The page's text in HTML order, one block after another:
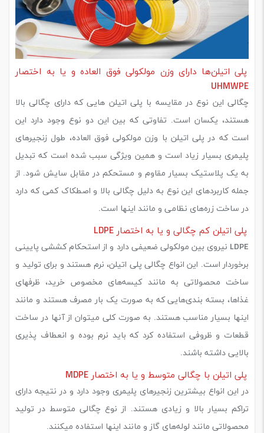
پلی اتیلن‌ها دارای وزن مولکولی فوق العاده‌ و یا به اختصار
UHMWPE
چگالی این نوع در مقایسه با پلی اتیلن هایی که دارای چگالی بالا
هستند، یکسان است. تفاوتی که بین این دو نوع وجود دارد این
است که در پلی اتیلن با وزن مولکولی فوق العاده، طول زنجیرهای
پلیمری بسیار زیاد است و همین ویژگی سبب شده است که تبدیل
به یک پلاستیک بسیار مقاوم و مستحکم در مقابل سایش شود. از
جمله کاربردهای این نوع به دلیل چگالی بالا و اصطکاک کمی که دارد
در ساخت زره‌های نظامی و مانند اینها است.
پلی اتیلن کم چگالی و یا به اختصار LDPE
LDPE نیروی بین مولکولی ضعیفی دارد و از استحکام کششی پایینی
برخوردار است. این انواع چگالی پلی اتیلن، نرم هستند و برای تولید و
ساخت محصولاتی به مانند کیسه‌های مخصوص خرید، ظرفهای
غذاها، بسته بندی‌هایی که به صورت یک بار مصرف هستند و مانند
اینها بسیار مناسب هستند. به صورت کلی میتوان از آنها در ساخت
قطعات و ظروفی استفاده کرد که باید نرم بوده و انعطاف پذیری
بالایی داشته باشند.
پلی اتیلن با چگالی متوسط و یا به اختصار MDPE
در این انواع بیشترین زنجیرهای پلیمری وجود دارد و در نتیجه دارای
تراکم بسیار بالا و زیادی هستند. از نوع چگالی متوسط در تولید
محصولاتی مانند لوله‌های گاز و مانند اینها استفاده میکنند.